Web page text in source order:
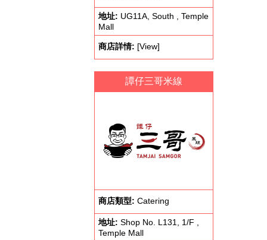
地址: UG11A, South , Temple
Mall
商店詳情: [View]
譚仔三哥米線
商店類型: Catering
地址: Shop No. L131, 1/F ,
Temple Mall